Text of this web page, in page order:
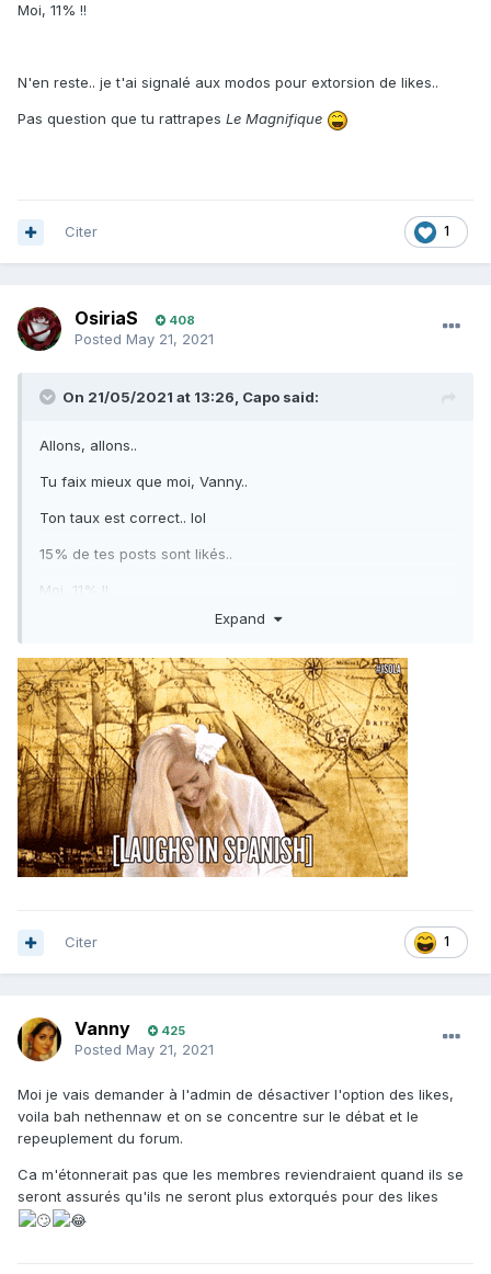
Moi, 11% !!
N'en reste.. je t'ai signalé aux modos pour extorsion de likes..
Pas question que tu rattrapes Le Magnifique
1
Citer
OsiriaS 408
Posted May 21, 2021
On 21/05/2021 at 13:26, Capo said:
Allons, allons..
Tu faix mieux que moi, Vanny..
Ton taux est correct.. lol
15% de tes posts sont likés..
Moi, 11% !!
N'en reste.. je t'ai signalé aux modos pour extorsion de
likes..
Pas question que tu rattrapesLe Magnifique
Expand
1
Citer
Vanny 425
Posted May 21, 2021
Moi je vais demander à l'admin de désactiver l'option des likes,
voila bah nethennaw et on se concentre sur le débat et le
repeuplement du forum.
Ca m'étonnerait pas que les membres reviendraient quand ils se
seront assurés qu'ils ne seront plus extorqués pour des likes